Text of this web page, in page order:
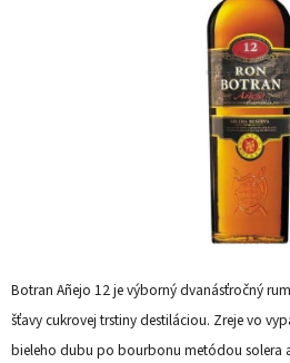
Botran Añejo 12 je výborný dvanásťročný
šťavy cukrovej trstiny destiláciou. Zreje vo
bieleho dubu po bourbonu metódou solera